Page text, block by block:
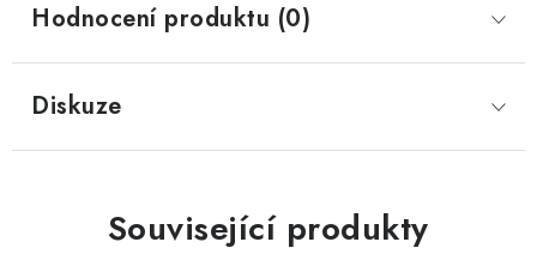
Hodnocení produktu (0)
Diskuze
Související produkty